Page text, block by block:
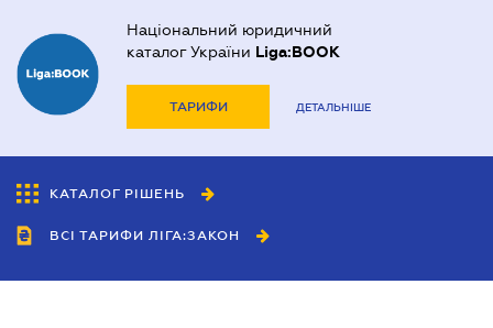
Національний юридичний
каталог України Liga:BOOK
ТАРИФИ ДЕТАЛЬНІШЕ
КАТАЛОГ РІШЕНЬ
ВСІ ТАРИФИ ЛІГА:ЗАКОН